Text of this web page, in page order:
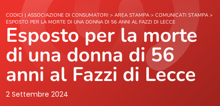
Chi Siamo
Cosa Facciamo
Area Stampa
CODICI | ASSOCIAZIONE DI CONSUMATORI > AREA STAMPA > COMUNICATI STAMPA >
ESPOSTO PER LA MORTE DI UNA DONNA DI 56 ANNI AL FAZZI DI LECCE
Esposto per la morte
di una donna di 56
anni al Fazzi di Lecce
2 Settembre 2024